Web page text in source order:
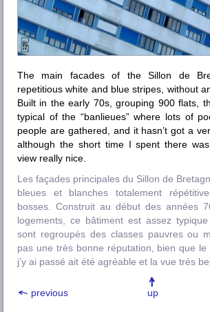
The main facades of the Sillon de
repetitious white and blue stripes, without
Built in the early 70s, grouping 900 flats,
typical of the “banlieues” where lots of
people are gathered, and it hasn’t got a
although the short time I spent there
view really nice.
Les façades principales du Sillon de
bleues et blanches totalement
bosses. Construit au début des années
logements, ce bâtiment est assez
sont regroupés des classes pauvres ou
pas une très bonne réputation, bien que
j’y ai passé ait été agréable et la vue très
previous up